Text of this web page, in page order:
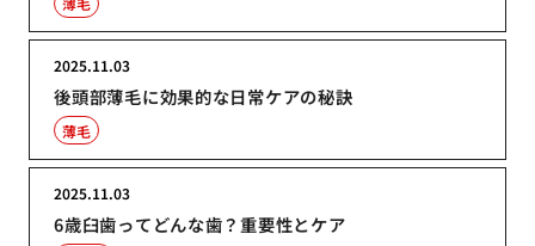
後頭部薄毛に効果的な日常ケアの秘訣
2025.11.03
薄毛
6歳臼歯ってどんな歯？重要性とケア
2025.11.03